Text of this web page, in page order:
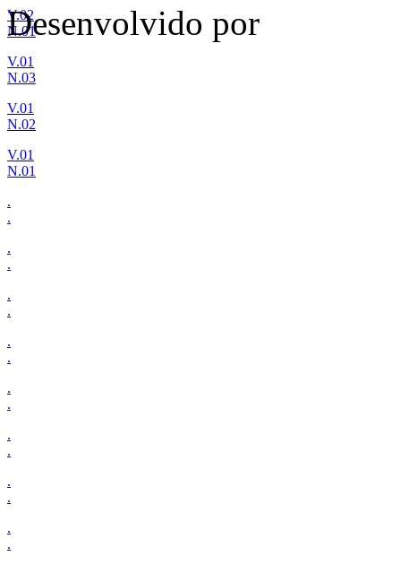
V.02
N.01
V.01
N.03
V.01
N.02
V.01
N.01
.
.
.
.
.
.
.
.
.
.
.
.
.
.
.
.
Desenvolvido por